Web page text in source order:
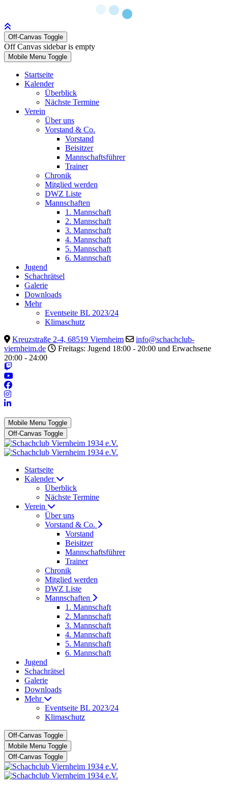
Off-Canvas Toggle
Off Canvas sidebar is empty
Mobile Menu Toggle
Startseite
Kalender
Überblick
Nächste Termine
Verein
Über uns
Vorstand & Co.
Vorstand
Beisitzer
Mannschaftsführer
Trainer
Chronik
Mitglied werden
DWZ Liste
Mannschaften
1. Mannschaft
2. Mannschaft
3. Mannschaft
4. Mannschaft
5. Mannschaft
6. Mannschaft
Jugend
Schachrätsel
Galerie
Downloads
Mehr
Eventseite BL 2023/24
Klimaschutz
Kreuzstraße 2-4, 68519 Viernheim
info@schachclub-
viernheim.de
Freitags: Jugend 18:00 - 20:00 und Erwachsene
20:00 - 24:00
Mobile Menu Toggle
Off-Canvas Toggle
Startseite
Kalender
Überblick
Nächste Termine
Verein
Über uns
Vorstand & Co.
Vorstand
Beisitzer
Mannschaftsführer
Trainer
Chronik
Mitglied werden
DWZ Liste
Mannschaften
1. Mannschaft
2. Mannschaft
3. Mannschaft
4. Mannschaft
5. Mannschaft
6. Mannschaft
Jugend
Schachrätsel
Galerie
Downloads
Mehr
Eventseite BL 2023/24
Klimaschutz
Off-Canvas Toggle
Mobile Menu Toggle
Off-Canvas Toggle